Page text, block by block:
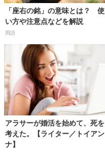
「座右の銘」の意味とは？ 使
い方や注意点などを解説
用語
アラサーが婚活を始めて、死を
考えた。【ライター／トイアン
ナ】